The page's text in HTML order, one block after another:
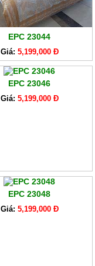
EPC 23044
Giá: 5,199,000 Đ
EPC 23046
Giá: 5,199,000 Đ
EPC 23048
Giá: 5,199,000 Đ